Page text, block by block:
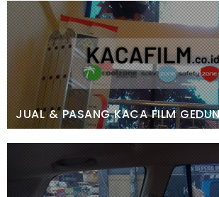
JUAL & PASANG KACA FILM